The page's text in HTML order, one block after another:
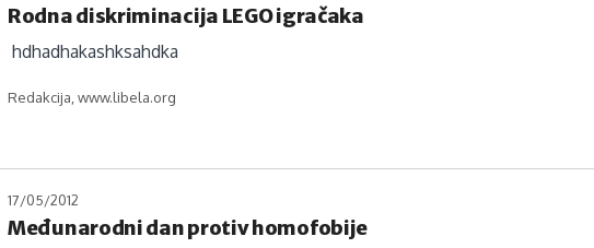
Rodna diskriminacija LEGO igračaka
hdhadhakashksahdka
Redakcija, www.libela.org
17/05/2012
Međunarodni dan protiv homofobije